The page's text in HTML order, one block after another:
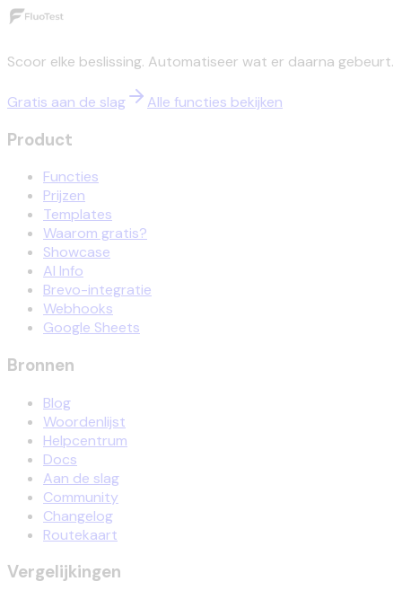
Scoor elke beslissing. Automatiseer wat er daarna gebeurt.
Gratis aan de slag Alle functies bekijken
Product
Functies
Prijzen
Templates
Waarom gratis?
Showcase
AI Info
Brevo-integratie
Webhooks
Google Sheets
Bronnen
Blog
Woordenlijst
Helpcentrum
Docs
Aan de slag
Community
Changelog
Routekaart
Vergelijkingen